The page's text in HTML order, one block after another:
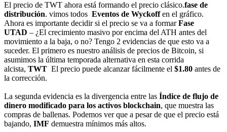
El precio de TWT ahora está formando el precio clásico.fase de
distribución. vimos todos Eventos de Wyckoffen el gráfico.
Ahora es importante decidir si el precio se va a formarFase
UTAD – ¿El crecimiento masivo por encima del ATH antes del
movimiento a la baja, o no? Tengo 2 evidencias de que esto va a
suceder. El primero es nuestro análisis de precios de Bitcoin, si
asumimos la última temporada alternativa en esta corrida
alcista, TWT El precio puede alcanzar fácilmente el $1.80 antes de
la corrección.
La segunda evidencia es la divergencia entre las Índice de flujo de
dinero modificado para los activos blockchain, que muestra las
compras de ballenas. Podemos ver que a pesar de que el precio está
bajando, IMF demuestra mínimos más altos.